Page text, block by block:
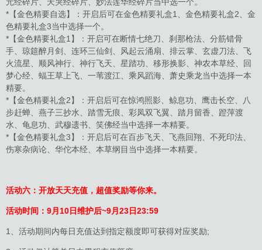
*【金色精要自选】：开启后可在金色精要礼盒1、金色精要礼盒2、金
色精要礼盒3当中选择一个。
*【金色精要礼盒1】：开启可在断情七绝刀、刹那枪法、分筋错骨
手、琼筵醉月剑、连环三仙剑、风起云涌扇、排云掌、玄虚刀法、飞
火流星、顺风神行、神行飞天、星踏功、移形换影、神农本草经、回
梦心经、蝠王草上飞、一苇渡江、乘风蹈海、萧史乘龙当中选择一本
精要。
*【金色精要礼盒2】：开启后可在惊鸿照影、鲸息功、鹰击长空、八
步赶蝉、燕子三抄水、踏雪无痕、彩凤双飞翼、踏月留香、蹬萍渡
水、龟息功、武穆遗书、笑佛经当中选择一本精要。
*【金色精要礼盒3】：开启后可在百步飞天、飞燕回翔、不死印法、
伤寒杂病论、华佗本经、本草纲目当中选择一本精要。
活动六：开放天天充值，超值奖励等你来。
活动时间： 9月10日维护后~9月23日23:59
1、活动期间内每日充值达到指定额度即可获得对应奖励;